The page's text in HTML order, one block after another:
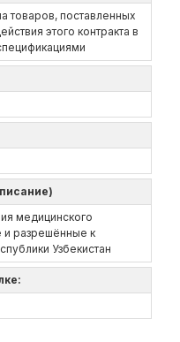
товаров, поставленных
этого контракта в
медицинского
и разрешённые к
Узбекистан